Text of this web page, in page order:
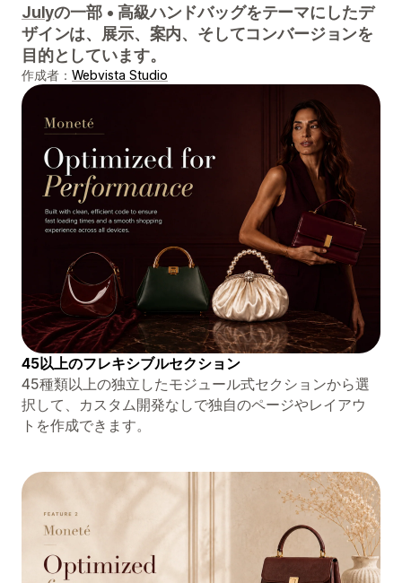
Julyの一部 • 高級ハンドバッグをテーマにしたデ
ザインは、展示、案内、そしてコンバージョンを
目的としています。
作成者： Webvista Studio
45以上のフレキシブルセクション
45種類以上の独立したモジュール式セクションから選
択して、カスタム開発なしで独自のページやレイアウ
トを作成できます。